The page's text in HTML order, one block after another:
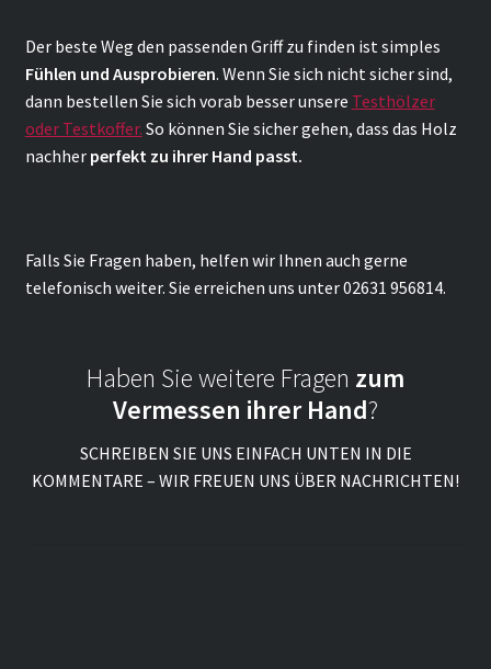
Der beste Weg den passenden Griff zu finden ist simples
Fühlen und Ausprobieren. Wenn Sie sich nicht sicher sind,
dann bestellen Sie sich vorab besser unsere Testhölzer
oder Testkoffer. So können Sie sicher gehen, dass das Holz
nachher perfekt zu ihrer Hand passt.
Falls Sie Fragen haben, helfen wir Ihnen auch gerne
telefonisch weiter. Sie erreichen uns unter 02631 956814.
Haben Sie weitere Fragen zum
Vermessen ihrer Hand?
SCHREIBEN SIE UNS EINFACH UNTEN IN DIE
KOMMENTARE – WIR FREUEN UNS ÜBER NACHRICHTEN!